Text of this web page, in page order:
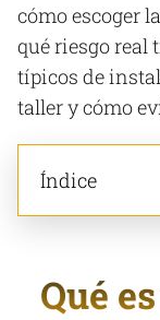
cómo escoger
qué riesgo real
típicos de
taller y cómo
Índice
Qué